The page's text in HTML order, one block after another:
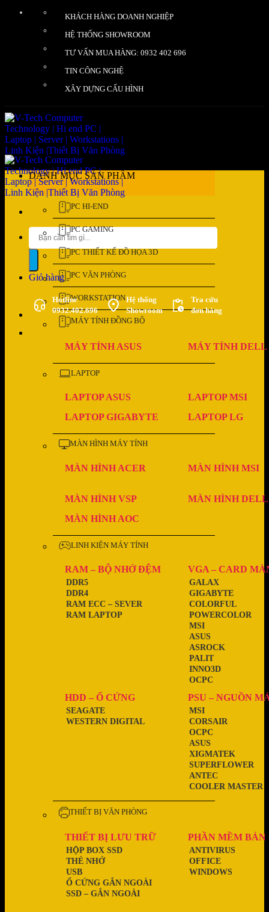
KHÁCH HÀNG DOANH NGHIỆP
HỆ THỐNG SHOWROOM
TƯ VẤN MUA HÀNG: 0932 402 696
TIN CÔNG NGHỆ
XÂY DỰNG CẤU HÌNH
Tìm
kiếm:
Giỏ hàng
Hotline
0932.402.696
Hệ thống
Showroom
Tra cứu
đơn hàng
DANH MỤC SẢN PHẨM
PC HI-END
PC GAMING
PC THIẾT KẾ ĐỒ HỌA 3D
PC VĂN PHÒNG
WORKSTATION
MÁY TÍNH ĐỒNG BỘ
MÁY TÍNH ASUS MÁY TÍNH DELL
LAPTOP
LAPTOP ASUS
LAPTOP MSI
LAPTOP GIGABYTE
LAPTOP LG
MÀN HÌNH MÁY TÍNH
MÀN HÌNH ACER MÀN HÌNH MSI
MÀN HÌNH VSP
MÀN HÌNH DELL
MÀN HÌNH AOC
LINH KIỆN MÁY TÍNH
RAM – BỘ NHỚ ĐỆM
RAM LAPTOP
RAM ECC – SEVER
DDR4
DDR5
VGA – CARD
OCPC
INNO3D
PALIT
ASROCK
ASUS
MSI
POWERCOLOR
COLORFUL
GIGABYTE
GALAX
HDD – Ổ CỨNG
WESTERN DIGITAL
SEAGATE
PSU – NGUỒN
COOLER MASTER
ANTEC
SUPERFLOWER
XIGMATEK
ASUS
OCPC
CORSAIR
MSI
THIẾT BỊ VĂN PHÒNG
THIẾT BỊ LƯU TRỮ
SSD – GẮN NGOÀI
Ổ CỨNG GẮN NGOÀI
USB
THẺ NHỚ
HỘP BOX SSD
PHẦN MỀM BẢN
WINDOWS
OFFICE
ANTIVIRUS